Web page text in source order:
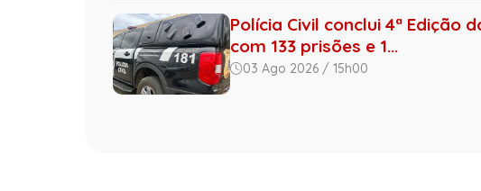
Polícia Civil conclui 4ª Edição
com 133 prisões e 1...
03 Ago 2026 / 15h00